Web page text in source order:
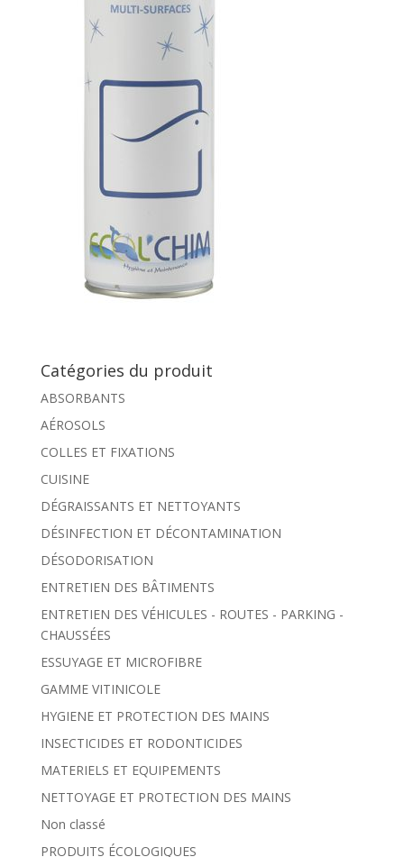
Catégories du produit
ABSORBANTS
AÉROSOLS
COLLES ET FIXATIONS
CUISINE
DÉGRAISSANTS ET NETTOYANTS
DÉSINFECTION ET DÉCONTAMINATION
DÉSODORISATION
ENTRETIEN DES BÂTIMENTS
ENTRETIEN DES VÉHICULES - ROUTES - PARKING -
CHAUSSÉES
ESSUYAGE ET MICROFIBRE
GAMME VITINICOLE
HYGIENE ET PROTECTION DES MAINS
INSECTICIDES ET RODONTICIDES
MATERIELS ET EQUIPEMENTS
NETTOYAGE ET PROTECTION DES MAINS
Non classé
PRODUITS ÉCOLOGIQUES